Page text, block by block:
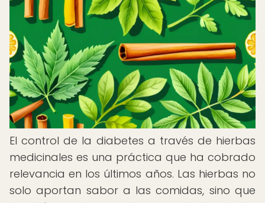
El control de la diabetes a través de hierbas
medicinales es una práctica que ha cobrado
relevancia en los últimos años. Las hierbas no
solo aportan sabor a las comidas, sino que